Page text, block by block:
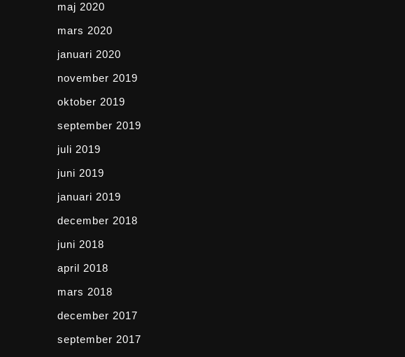
maj 2020
mars 2020
januari 2020
november 2019
oktober 2019
september 2019
juli 2019
juni 2019
januari 2019
december 2018
juni 2018
april 2018
mars 2018
december 2017
september 2017